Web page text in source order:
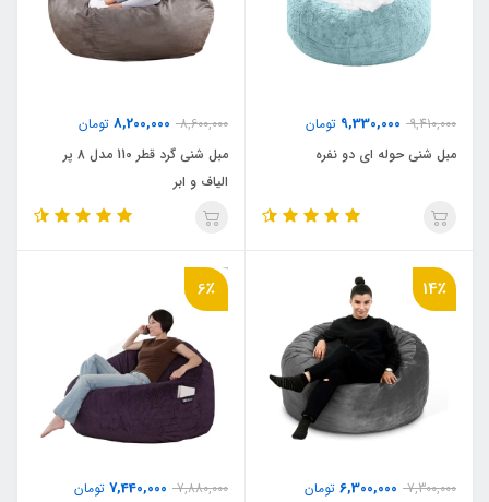
9,410,000
9,330,000 تومان
مبل شنی حوله ای دو نفره
8,600,000
8,200,000 تومان
مبل شنی گرد قطر 110 مدل 8 پر
الیاف و ابر
14٪
7,300,000
6,300,000 تومان
6٪
7,880,000
7,440,000 تومان